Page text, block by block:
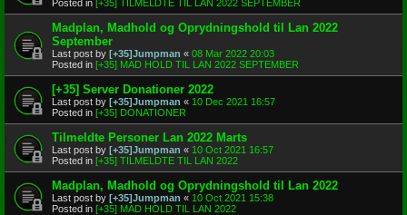
Posted in [+35] TILMELDTE TIL LAN 2022 SEPTEMBER
Madplan, Madhold og Oprydningshold til Lan 2022
September
Last post by [+35]Jumpman « 08 Mar 2022 20:03
Posted in [+35] MAD HOLD TIL LAN 2022 SEPTEMBER
[+35] Server Donationer 2022
Last post by [+35]Jumpman « 10 Dec 2021 16:57
Posted in [+35] DONATIONER
Tilmeldte Personer Lan 2022 Marts
Last post by [+35]Jumpman « 10 Oct 2021 16:57
Posted in [+35] TILMELDTE TIL LAN 2022
Madplan, Madhold og Oprydningshold til Lan 2022
Last post by [+35]Jumpman « 10 Oct 2021 15:38
Posted in [+35] MAD HOLD TIL LAN 2022